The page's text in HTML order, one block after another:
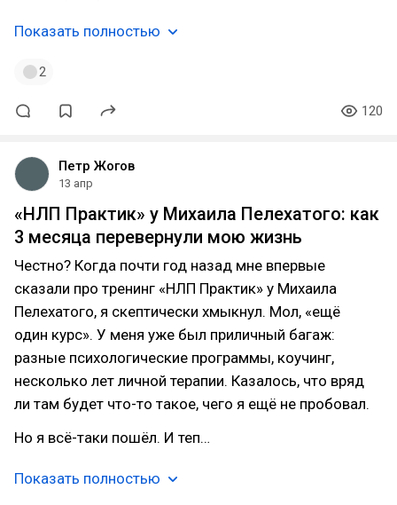
Показать полностью
2
120
Петр Жогов
13 апр
«НЛП Практик» у Михаила Пелехатого: как
3 месяца перевернули мою жизнь
Честно? Когда почти год назад мне впервые
сказали про тренинг «НЛП Практик» у Михаила
Пелехатого, я скептически хмыкнул. Мол, «ещё
один курс». У меня уже был приличный багаж:
разные психологические программы, коучинг,
несколько лет личной терапии. Казалось, что вряд
ли там будет что-то такое, чего я ещё не пробовал.
Но я всё-таки пошёл. И теп…
Показать полностью